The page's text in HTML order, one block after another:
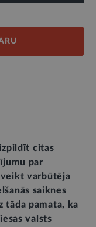
citas
par
varbūtēja
saiknes
tāda pamata, ka
valsts